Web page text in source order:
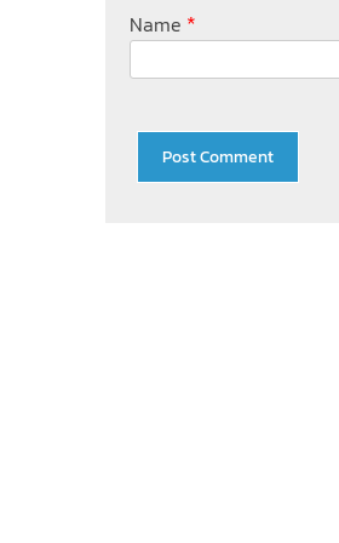
Name *